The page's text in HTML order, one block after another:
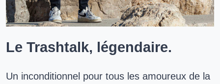
Le Trashtalk, légendaire.
Un inconditionnel pour tous les amoureux de la